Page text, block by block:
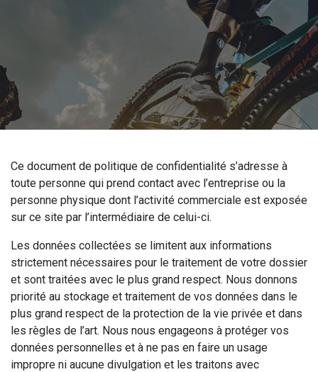
Ce document de politique de confidentialité s’adresse à
toute personne qui prend contact avec l’entreprise ou la
personne physique dont l’activité commerciale est exposée
sur ce site par l’intermédiaire de celui-ci.
Les données collectées se limitent aux informations
strictement nécessaires pour le traitement de votre dossier
et sont traitées avec le plus grand respect. Nous donnons
priorité au stockage et traitement de vos données dans le
plus grand respect de la protection de la vie privée et dans
les règles de l’art. Nous nous engageons à protéger vos
données personnelles et à ne pas en faire un usage
impropre ni aucune divulgation et les traitons avec